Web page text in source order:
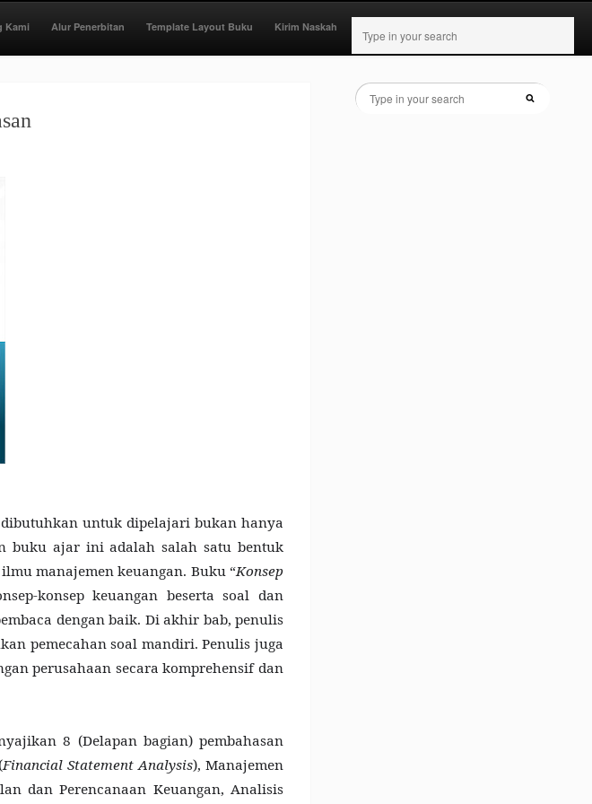
Kami Alur Penerbitan Template Layout Buku Kirim Naskah
untuk dipelajari bukan hanya
buku ajar ini adalah salah satu bentuk
manajemen keuangan. Buku “Konsep
konsep keuangan beserta soal dan
dengan baik. Di akhir bab, penulis
pemecahan soal mandiri. Penulis juga
perusahaan secara komprehensif dan
8 (Delapan bagian) pembahasan
Financial Statement Analysis), Manajemen
dan Perencanaan Keuangan, Analisis